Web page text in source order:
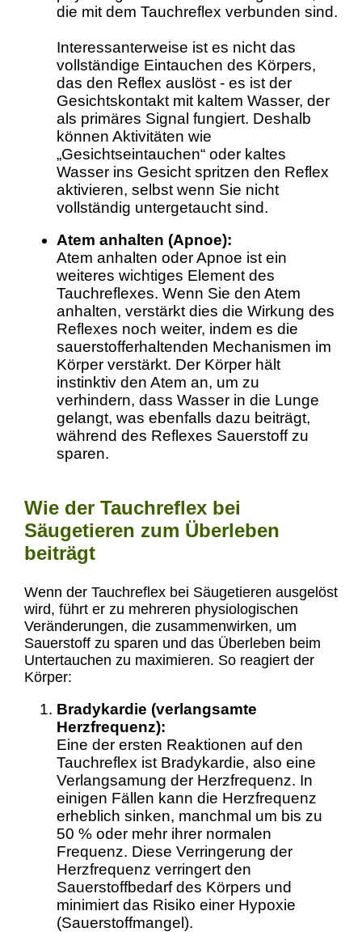
die mit dem Tauchreflex verbunden sind.
Interessanterweise ist es nicht das
vollständige Eintauchen des Körpers,
das den Reflex auslöst - es ist der
Gesichtskontakt mit kaltem Wasser, der
als primäres Signal fungiert. Deshalb
können Aktivitäten wie
„Gesichtseintauchen“ oder kaltes
Wasser ins Gesicht spritzen den Reflex
aktivieren, selbst wenn Sie nicht
vollständig untergetaucht sind.
Atem anhalten (Apnoe):
Atem anhalten oder Apnoe ist ein
weiteres wichtiges Element des
Tauchreflexes. Wenn Sie den Atem
anhalten, verstärkt dies die Wirkung des
Reflexes noch weiter, indem es die
sauerstofferhaltenden Mechanismen im
Körper verstärkt. Der Körper hält
instinktiv den Atem an, um zu
verhindern, dass Wasser in die Lunge
gelangt, was ebenfalls dazu beiträgt,
während des Reflexes Sauerstoff zu
sparen.
Wie der Tauchreflex bei
Säugetieren zum Überleben
beiträgt
Wenn der Tauchreflex bei Säugetieren ausgelöst
wird, führt er zu mehreren physiologischen
Veränderungen, die zusammenwirken, um
Sauerstoff zu sparen und das Überleben beim
Untertauchen zu maximieren. So reagiert der
Körper:
Bradykardie (verlangsamte
Herzfrequenz):
Eine der ersten Reaktionen auf den
Tauchreflex ist Bradykardie, also eine
Verlangsamung der Herzfrequenz. In
einigen Fällen kann die Herzfrequenz
erheblich sinken, manchmal um bis zu
50 % oder mehr ihrer normalen
Frequenz. Diese Verringerung der
Herzfrequenz verringert den
Sauerstoffbedarf des Körpers und
minimiert das Risiko einer Hypoxie
(Sauerstoffmangel).